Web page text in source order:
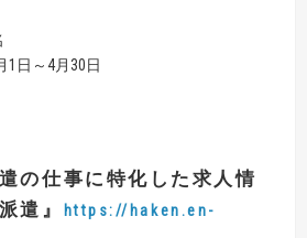
1日～4月30日
の仕事に特化した求人情
遣 』
https://haken.en-